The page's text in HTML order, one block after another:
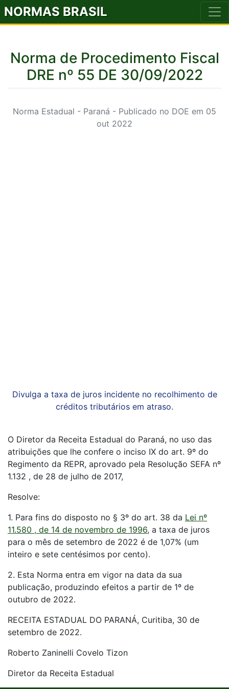
NORMAS BRASIL
Norma de Procedimento Fiscal
DRE nº 55 DE 30/09/2022
Norma Estadual - Paraná - Publicado no DOE em 05
out 2022
Divulga a taxa de juros incidente no recolhimento de
créditos tributários em atraso.
O Diretor da Receita Estadual do Paraná, no uso das
atribuições que lhe confere o inciso IX do art. 9º do
Regimento da REPR, aprovado pela Resolução SEFA nº
1.132 , de 28 de julho de 2017,
Resolve:
1. Para fins do disposto no § 3º do art. 38 da Lei nº
11.580 , de 14 de novembro de 1996, a taxa de juros
para o mês de setembro de 2022 é de 1,07% (um
inteiro e sete centésimos por cento).
2. Esta Norma entra em vigor na data da sua
publicação, produzindo efeitos a partir de 1º de
outubro de 2022.
RECEITA ESTADUAL DO PARANÁ, Curitiba, 30 de
setembro de 2022.
Roberto Zaninelli Covelo Tizon
Diretor da Receita Estadual